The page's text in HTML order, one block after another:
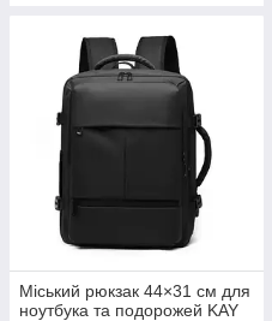
Міський рюкзак 44×31 см для
ноутбука та подорожей KAY